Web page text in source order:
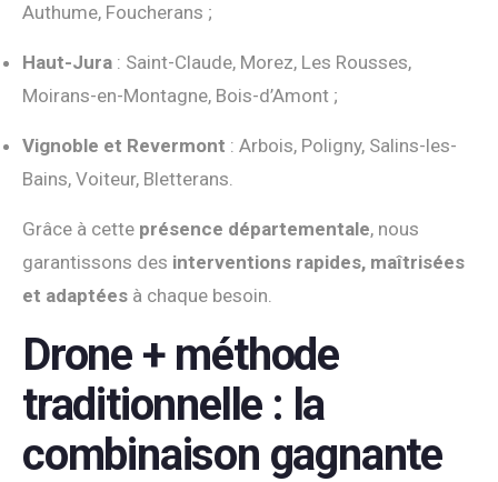
Authume, Foucherans ;
Haut-Jura : Saint-Claude, Morez, Les Rousses,
Moirans-en-Montagne, Bois-d’Amont ;
Vignoble et Revermont : Arbois, Poligny, Salins-les-
Bains, Voiteur, Bletterans.
Grâce à cette présence départementale, nous
garantissons des interventions rapides, maîtrisées
et adaptées à chaque besoin.
Drone + méthode
traditionnelle : la
combinaison gagnante